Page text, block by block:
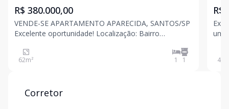
R$ 380.000,00
VENDE-SE APARTAMENTO APARECIDA, SANTOS/SP
Excelente oportunidade! Localização: Bairro
1Apartamento amplo e bem localizado, ideal para
quem busca conforto e praticidade em uma das
62m² 1 1
R$
um
e
44
Corretor